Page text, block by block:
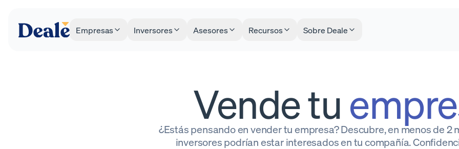
Empresas Inversores Asesores Recursos Sobre Deale
Vende tu
¿Estás pensando en vender tu empresa? Descubre, en menos de 2
inversores podrían estar interesados en tu compañía.